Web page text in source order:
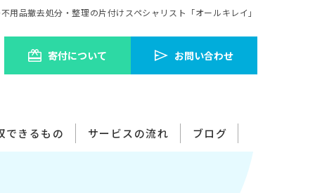
用品撤去処分・整理の片付けスペシャリスト「オールキレイ」
寄付について​ お問い合わせ
できるもの​ サービスの流れ​ ブログ